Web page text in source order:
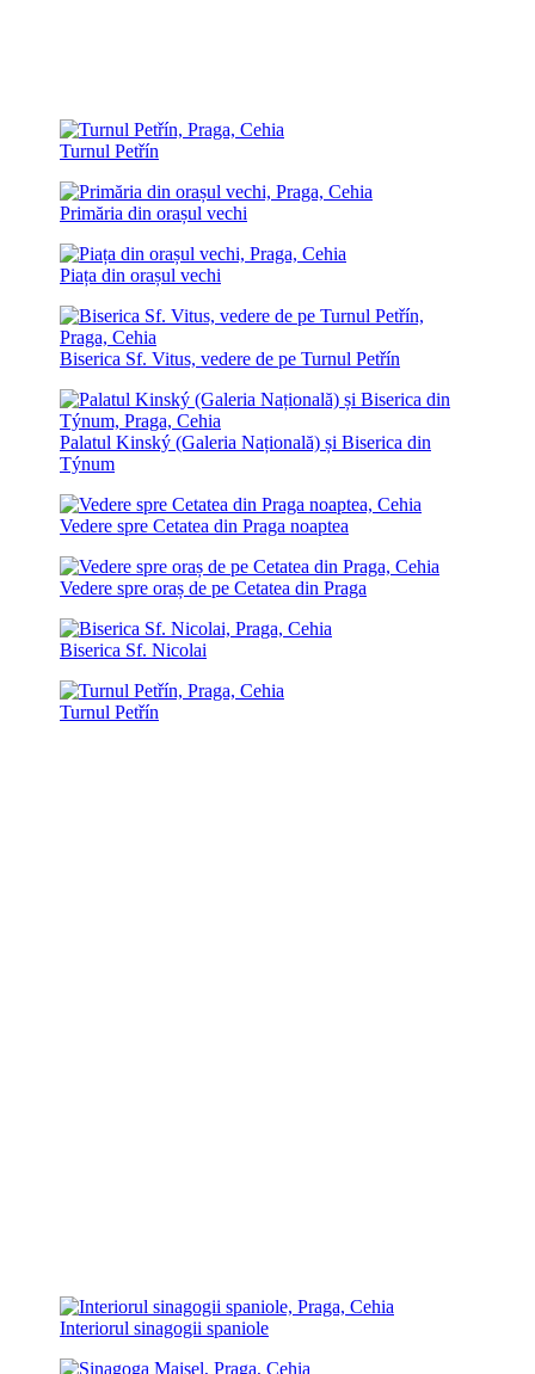
Turnul Petřín
Primăria din orașul vechi
Piața din orașul vechi
Biserica Sf. Vitus, vedere de pe Turnul Petřín
Palatul Kinský (Galeria Națională) și Biserica din
Týnum
Vedere spre Cetatea din Praga noaptea
Vedere spre oraș de pe Cetatea din Praga
Biserica Sf. Nicolai
Turnul Petřín
Interiorul sinagogii spaniole